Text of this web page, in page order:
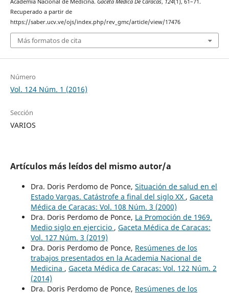
Academia Nacional de Medicina. Gaceta Médica De Caracas, 124(1), 61–71.
Recuperado a partir de
https://saber.ucv.ve/ojs/index.php/rev_gmc/article/view/17476
Más formatos de cita
Número
Vol. 124 Núm. 1 (2016)
Sección
VARIOS
Artículos más leídos del mismo autor/a
Dra. Doris Perdomo de Ponce, Situación de salud en el
Estado Vargas. Catástrofe a final del siglo XX , Gaceta
Médica de Caracas: Vol. 108 Núm. 3 (2000)
Dra. Doris Perdomo de Ponce, La Promoción de 1969.
Medio siglo en ejercicio , Gaceta Médica de Caracas:
Vol. 127 Núm. 3 (2019)
Dra. Doris Perdomo de Ponce, Resúmenes de los
trabajos presentados en la Academia Nacional de
Medicina , Gaceta Médica de Caracas: Vol. 122 Núm. 2
(2014)
Dra. Doris Perdomo de Ponce, Resúmenes de los